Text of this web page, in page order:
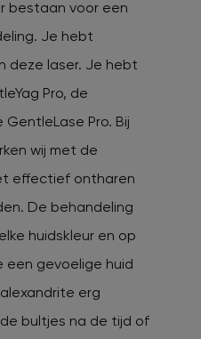
bestaan voor een
Je hebt
deze laser. Je hebt
Pro, de
Pro. Bij
wij met de
effectief ontharen
De behandeling
huidskleur en op
een gevoelige huid
erg
bultjes na de tijd of